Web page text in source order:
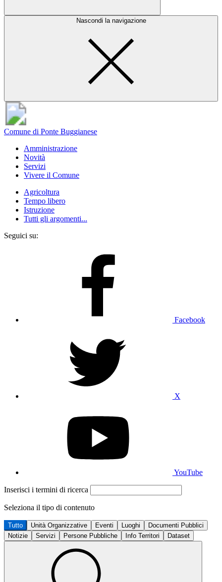
Nascondi la navigazione
Comune di Ponte Buggianese
Amministrazione
Novità
Servizi
Vivere il Comune
Agricoltura
Tempo libero
Istruzione
Tutti gli argomenti...
Seguici su:
Facebook
X
YouTube
Inserisci i termini di ricerca
Seleziona il tipo di contenuto
Tutto Unità Organizzative Eventi Luoghi
Documenti Pubblici
Notizie
Servizi Persone Pubbliche Info Territori Dataset